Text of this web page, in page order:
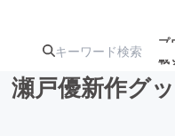
プ
載
瀬戸優新作グ